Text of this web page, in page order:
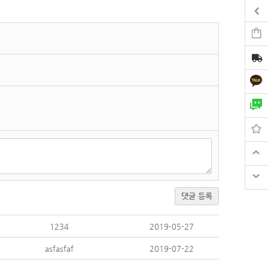
댓글 등록
1234 2019-05-27
asfasfaf 2019-07-22